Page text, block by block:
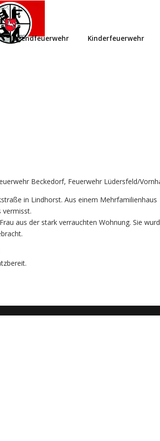
Jugendfeuerwehr Kinderfeuerwehr
Beckedorf, Feuerwehr Lüdersfeld/
in Lindhorst. Aus einem Mehrfamilienhaus
vermisst.
aus der stark verrauchten Wohnung. Sie